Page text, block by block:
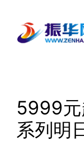
5999
系列明